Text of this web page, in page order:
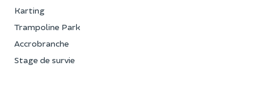
Karting
Trampoline Park
Accrobranche
Stage de survie